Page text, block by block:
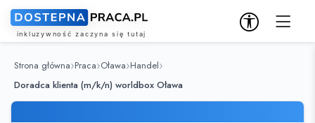
Strona główna Praca Oława Handel
Doradca klienta (m/k/n) worldbox Oława